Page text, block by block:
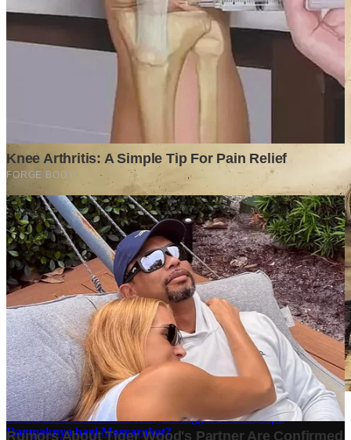
Stok BBM di Indonesia Hanya Tinggal 21 Hari, Apa
Dampaknya bagi Masyarakat?